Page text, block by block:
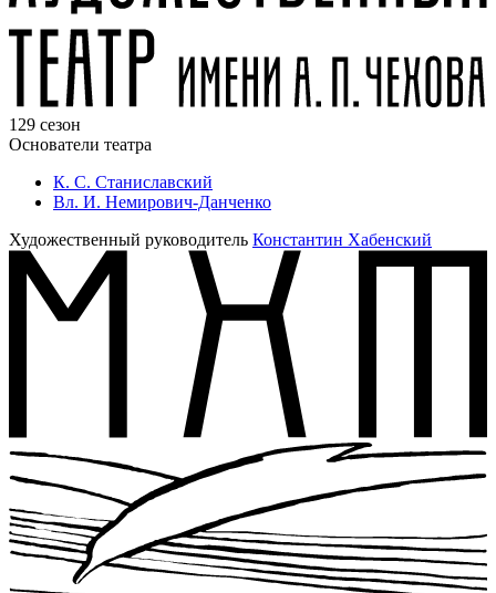
129 сезон
Основатели театра
К. С. Станиславский
Вл. И. Немирович-Данченко
Художественный руководитель Константин Хабенский